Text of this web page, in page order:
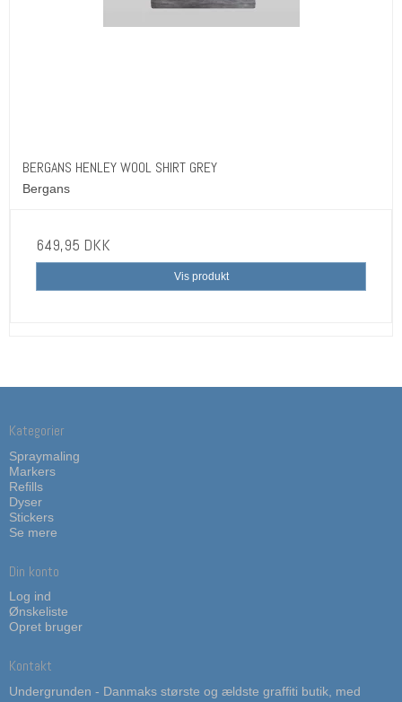
BERGANS HENLEY WOOL SHIRT GREY
Bergans
649,95 DKK
Vis produkt
Kategorier
Spraymaling
Markers
Refills
Dyser
Stickers
Se mere
Din konto
Log ind
Ønskeliste
Opret bruger
Kontakt
Undergrunden - Danmaks største og ældste graffiti butik, med